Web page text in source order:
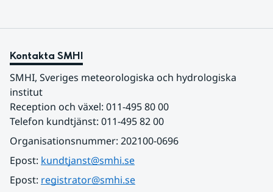
Kontakta SMHI
SMHI, Sveriges meteorologiska och hydrologiska
institut
Reception och växel: 011-495 80 00
Telefon kundtjänst: 011-495 82 00
Organisationsnummer: 202100-0696
Epost: kundtjanst@smhi.se
Epost: registrator@smhi.se